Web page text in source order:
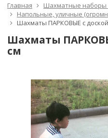
Главная
Шахматные наборы
Напольные, уличные
Шахматы ПАРКОВЫЕ с доской
Шахматы
см